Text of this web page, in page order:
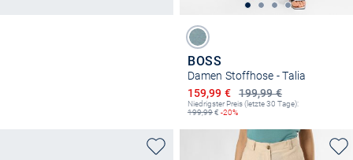
BOSS
Damen Stoffhose - Talia
199,99 €
Ermäßigter Preis
159,99 €
Niedrigster Preis (letzte 30 Tage):
199,99€ -20%